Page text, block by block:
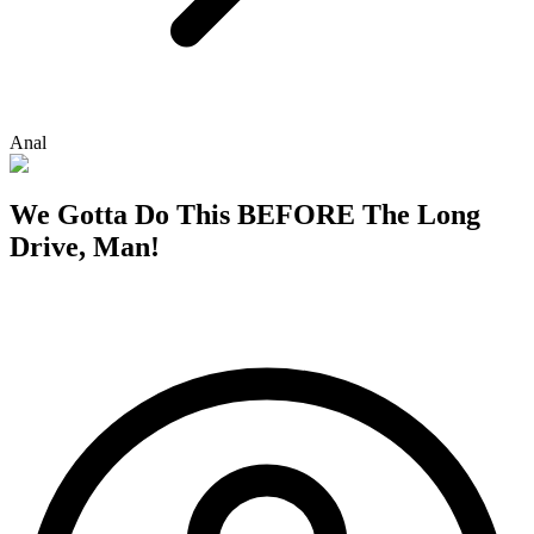
Anal
We Gotta Do This BEFORE The Long
Drive, Man!